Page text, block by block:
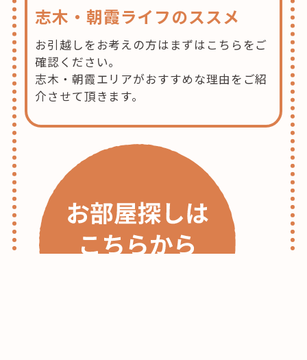
志木・朝霞ライフのススメ
お引越しをお考えの方はまずはこちらをご
確認ください。
志木・朝霞エリアがおすすめな理由をご紹
介させて頂きます。